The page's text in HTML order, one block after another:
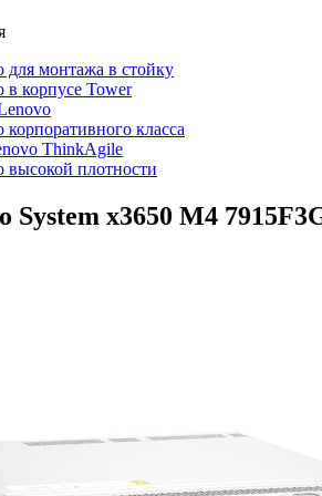
монтажа в стойку
корпусе Tower
класса
ThinkAgile
высокой плотности
System x3650 M4